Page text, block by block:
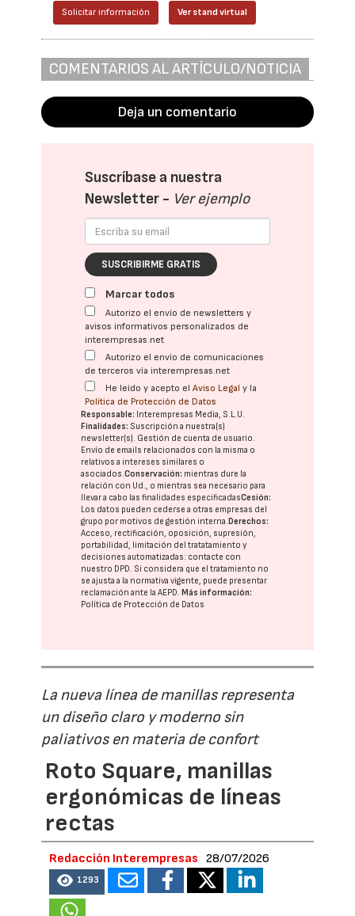
Solicitar información Ver stand virtual
COMENTARIOS AL ARTÍCULO/NOTICIA
Deja un comentario
Suscríbase a nuestra
Newsletter - Ver ejemplo
SUSCRIBIRME GRATIS
Marcar todos
Autorizo el envío de newsletters y
avisos informativos personalizados de
interempresas.net
Autorizo el envío de comunicaciones
de terceros vía interempresas.net
He leído y acepto elAviso Legal y la
Política de Protección de Datos
Responsable: Interempresas Media, S.L.U.
Finalidades: Suscripción a nuestra(s)
newsletter(s). Gestión de cuenta de usuario.
Envío de emails relacionados con la misma o
relativos a intereses similares o
asociados.Conservación: mientras dure la
relación con Ud., o mientras sea necesario para
llevar a cabo las finalidades especificadasCesión:
Los datos pueden cederse a otras empresas del
grupo por motivos de gestión interna. Derechos:
Acceso, rectificación, oposición, supresión,
portabilidad, limitación del tratatamiento y
decisiones automatizadas: contacte con
nuestro DPD. Si considera que el tratamiento no
se ajusta a la normativa vigente, puede presentar
reclamación ante laAEPD. Más información:
Política de Protección de Datos
La nueva línea de manillas representa
un diseño claro y moderno sin
paliativos en materia de confort
Roto Square, manillas
ergonómicas de líneas
rectas
Redacción Interempresas 28/07/2026
1293